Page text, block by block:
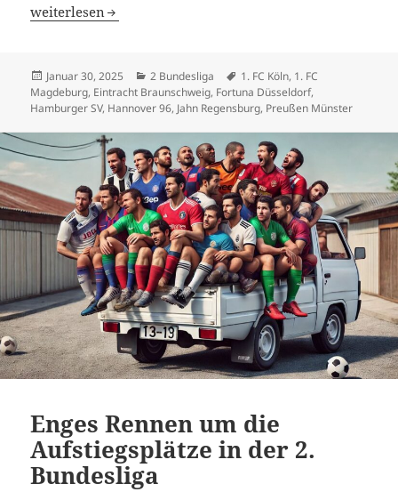
1. FC Köln schiesst oft, HSV und Hannover 96 seltener
weiterlesen
Veröffentlicht
am
Januar 30, 2025 Kategorien
2 Bundesliga Schlagwörter
1. FC Köln, 1. FC
Magdeburg, Eintracht Braunschweig, Fortuna Düsseldorf,
Hamburger SV, Hannover 96, Jahn Regensburg, Preußen Münster
Enges Rennen um die
Aufstiegsplätze in der 2.
Bundesliga